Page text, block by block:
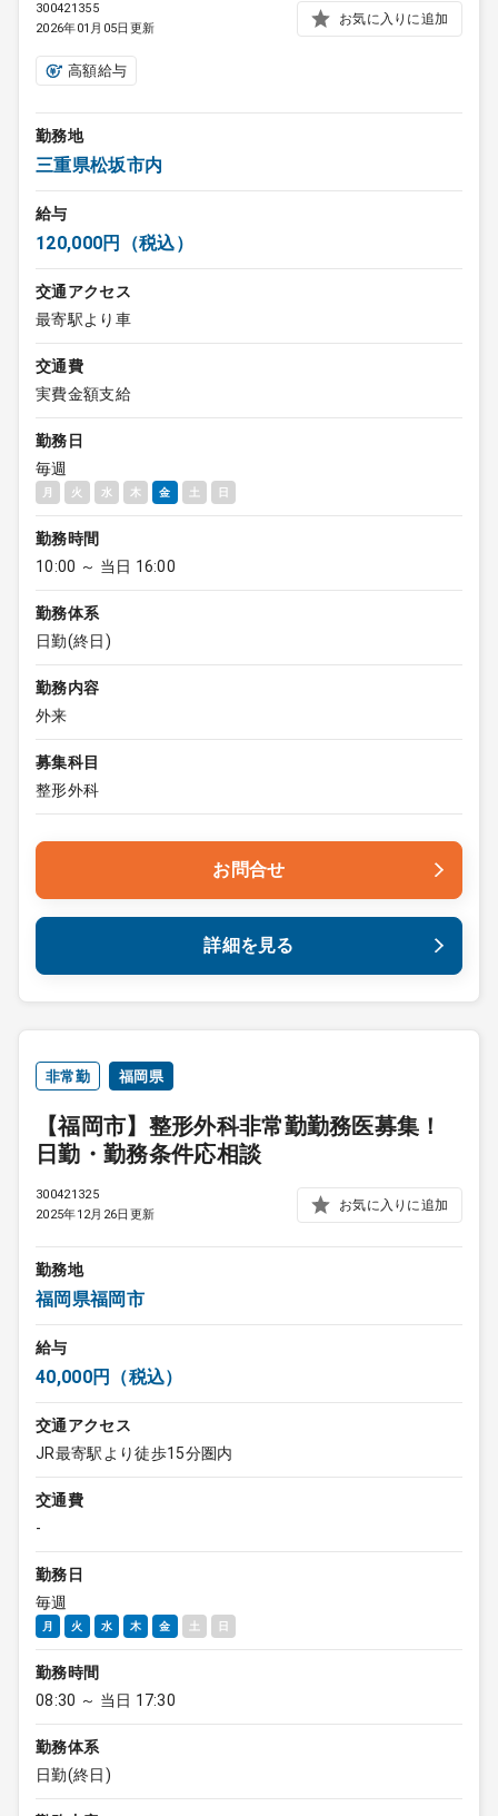
300421355
2026年01月05日更新
お気に入りに追加
高額給与
勤務地
三重県松坂市内
給与
120,000円（税込）
交通アクセス
最寄駅より車
交通費
実費金額支給
勤務日
毎週
月 火 水 木 金 土 日
勤務時間
10:00 ～ 当日 16:00
勤務体系
日勤(終日)
勤務内容
外来
募集科目
整形外科
お問合せ
詳細を見る
非常勤 福岡県
【福岡市】整形外科非常勤勤務医募集！
日勤・勤務条件応相談
300421325
2025年12月26日更新
お気に入りに追加
勤務地
福岡県福岡市
給与
40,000円（税込）
交通アクセス
JR最寄駅より徒歩15分圏内
交通費
-
勤務日
毎週
月 火 水 木 金 土 日
勤務時間
08:30 ～ 当日 17:30
勤務体系
日勤(終日)